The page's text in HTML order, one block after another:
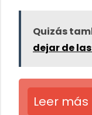
Quizás
dejar de
Leer más